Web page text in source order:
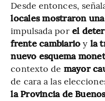
Desde entonces,
locales mostraron
impulsada por el
frente cambiario y la
nuevo esquema
contexto de mayor
de cara a las
la Provincia de